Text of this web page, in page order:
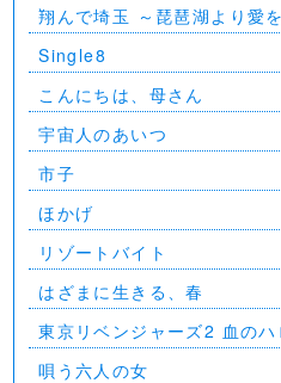
翔んで埼玉 ～琵琶湖より愛
Single8
こんにちは、母さん
宇宙人のあいつ
市子
ほかげ
リゾートバイト
はざまに生きる、春
東京リベンジャーズ2 血の
唄う六人の女